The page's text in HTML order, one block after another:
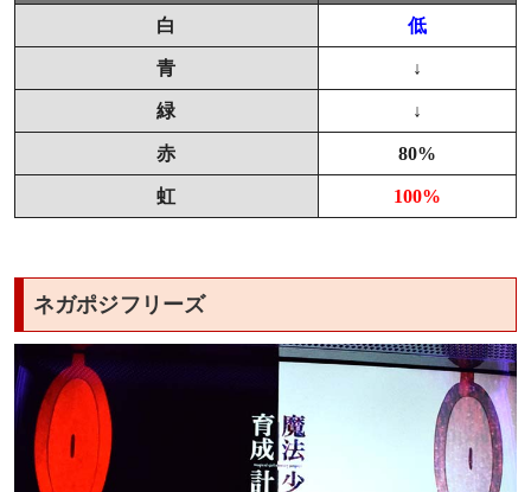
白 低
青 ↓
緑 ↓
赤 80%
虹 100%
ネガポジフリーズ